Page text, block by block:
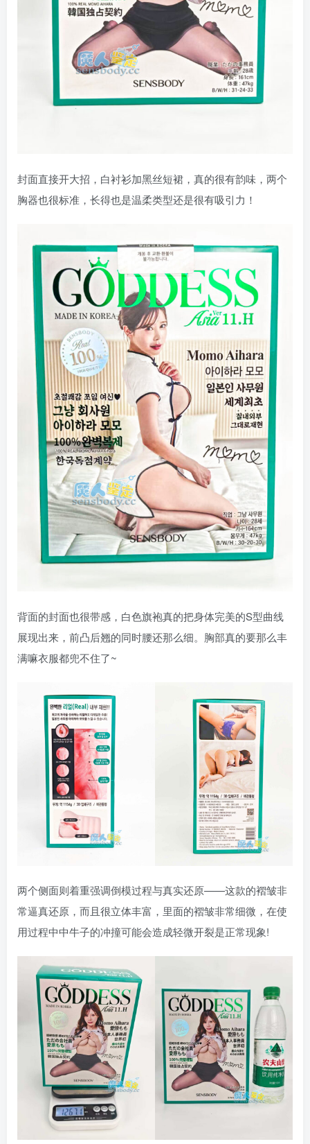
封面直接开大招，白衬衫加黑丝短裙，真的很有韵味，两个
胸器也很标准，长得也是温柔类型还是很有吸引力！
背面的封面也很带感，白色旗袍真的把身体完美的S型曲线
展现出来，前凸后翘的同时腰还那么细。胸部真的要那么丰
满嘛衣服都兜不住了~
两个侧面则着重强调倒模过程与真实还原——这款的褶皱非
常逼真还原，而且很立体丰富，里面的褶皱非常细微，在使
用过程中中牛子的冲撞可能会造成轻微开裂是正常现象!